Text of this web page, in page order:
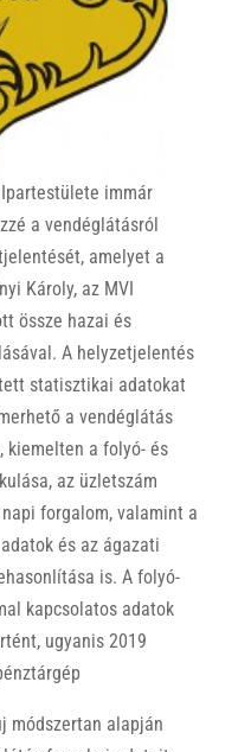
immár
a vendéglátásról
amelyet a
Károly, az MVI
össze hazai és
A helyzetjelentés
statisztikai adatokat
a vendéglátás
kiemelten a folyó- és
az üzletszám
forgalom, valamint a
és az ágazati
is. A folyó-
kapcsolatos adatok
ugyanis 2019
módszertan alapján